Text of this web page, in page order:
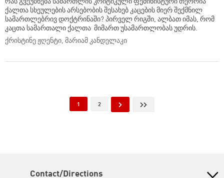
რას გვეუბნება სამართლის კრიტიკული ფემინისტური თეორია
ქალთა სხეულების არსებობის შესახებ კაცების მიერ შექმნილ
სამართლებრივ დოქტრინაში? პირველ რიგში, ალბათ იმას, რომ
კაცთა სამართალი ქალთა მიმართ უსამართლობას უდრის.
ქრისტინე ჟღენტი, მარიამ კანდელაკი
Current page
1 გვერდი
2 შემდეგი გვერდი
Last page
Contact/Directions